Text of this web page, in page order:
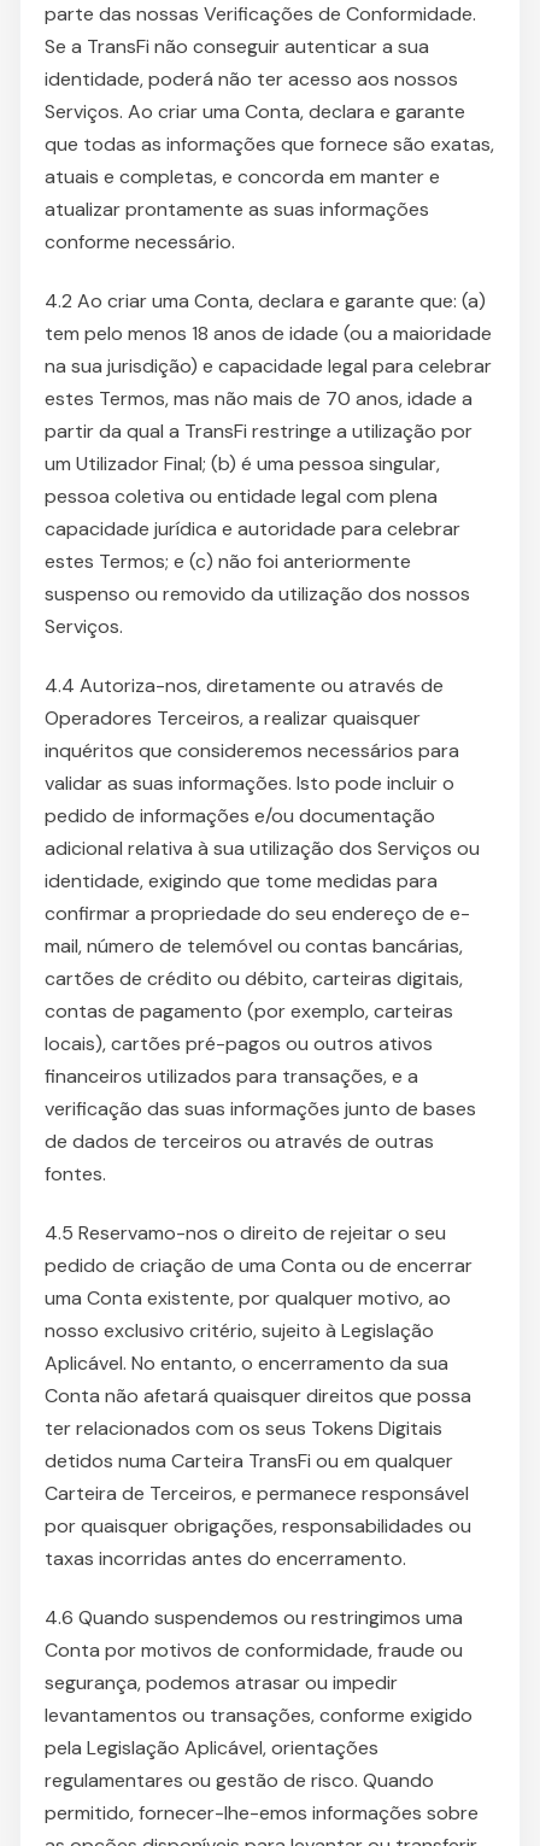
parte das nossas Verificações de Conformidade.
Se a TransFi não conseguir autenticar a sua
identidade, poderá não ter acesso aos nossos
Serviços. Ao criar uma Conta, declara e garante
que todas as informações que fornece são exatas,
atuais e completas, e concorda em manter e
atualizar prontamente as suas informações
conforme necessário.
4.2 Ao criar uma Conta, declara e garante que: (a)
tem pelo menos 18 anos de idade (ou a maioridade
na sua jurisdição) e capacidade legal para celebrar
estes Termos, mas não mais de 70 anos, idade a
partir da qual a TransFi restringe a utilização por
um Utilizador Final; (b) é uma pessoa singular,
pessoa coletiva ou entidade legal com plena
capacidade jurídica e autoridade para celebrar
estes Termos; e (c) não foi anteriormente
suspenso ou removido da utilização dos nossos
Serviços.
4.4 Autoriza-nos, diretamente ou através de
Operadores Terceiros, a realizar quaisquer
inquéritos que consideremos necessários para
validar as suas informações. Isto pode incluir o
pedido de informações e/ou documentação
adicional relativa à sua utilização dos Serviços ou
identidade, exigindo que tome medidas para
confirmar a propriedade do seu endereço de e-
mail, número de telemóvel ou contas bancárias,
cartões de crédito ou débito, carteiras digitais,
contas de pagamento (por exemplo, carteiras
locais), cartões pré-pagos ou outros ativos
financeiros utilizados para transações, e a
verificação das suas informações junto de bases
de dados de terceiros ou através de outras
fontes.
4.5 Reservamo-nos o direito de rejeitar o seu
pedido de criação de uma Conta ou de encerrar
uma Conta existente, por qualquer motivo, ao
nosso exclusivo critério, sujeito à Legislação
Aplicável. No entanto, o encerramento da sua
Conta não afetará quaisquer direitos que possa
ter relacionados com os seus Tokens Digitais
detidos numa Carteira TransFi ou em qualquer
Carteira de Terceiros, e permanece responsável
por quaisquer obrigações, responsabilidades ou
taxas incorridas antes do encerramento.
4.6 Quando suspendemos ou restringimos uma
Conta por motivos de conformidade, fraude ou
segurança, podemos atrasar ou impedir
levantamentos ou transações, conforme exigido
pela Legislação Aplicável, orientações
regulamentares ou gestão de risco. Quando
permitido, fornecer-lhe-emos informações sobre